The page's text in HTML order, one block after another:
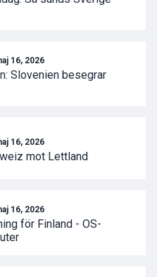
16, 2026
Slovenien besegrar
16, 2026
mot Lettland
16, 2026
för Finland - OS-